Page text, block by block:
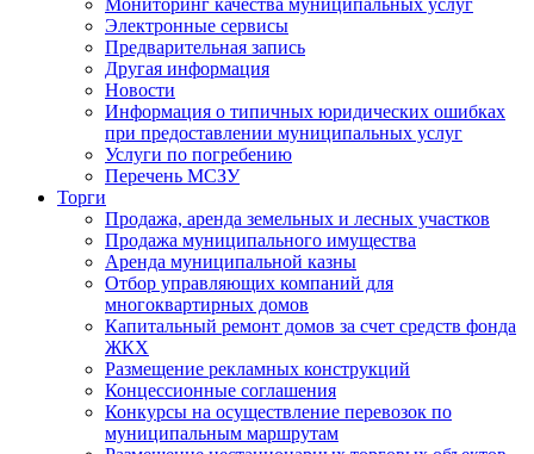
Мониторинг качества муниципальных услуг
Электронные сервисы
Предварительная запись
Другая информация
Новости
Информация о типичных юридических ошибках
при предоставлении муниципальных услуг
Услуги по погребению
Перечень МСЗУ
Торги
Продажа, аренда земельных и лесных участков
Продажа муниципального имущества
Аренда муниципальной казны
Отбор управляющих компаний для
многоквартирных домов
Капитальный ремонт домов за счет средств фонда
ЖКХ
Размещение рекламных конструкций
Концессионные соглашения
Конкурсы на осуществление перевозок по
муниципальным маршрутам